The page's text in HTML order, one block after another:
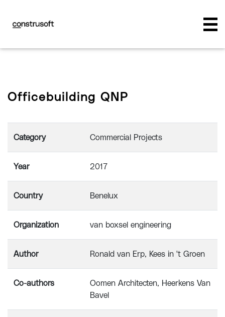
Officebuilding QNP
Category Commercial Projects
Year 2017
Country Benelux
Organization van boxsel engineering
Author Ronald van Erp, Kees in 't Groen
Co-authors
Oomen Architecten, Heerkens Van
Bavel